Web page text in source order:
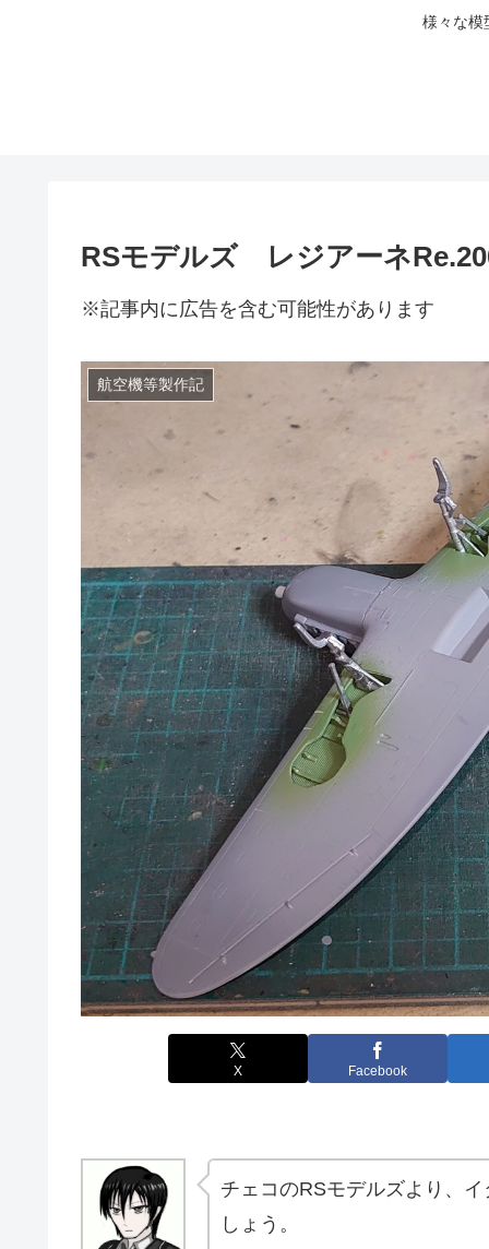
様々な模
RSモデルズ レジアーネ
※記事内に広告を含む可能性があります
航空機等製作記
X Facebook
チェコのRSモデルズより、
しょう。